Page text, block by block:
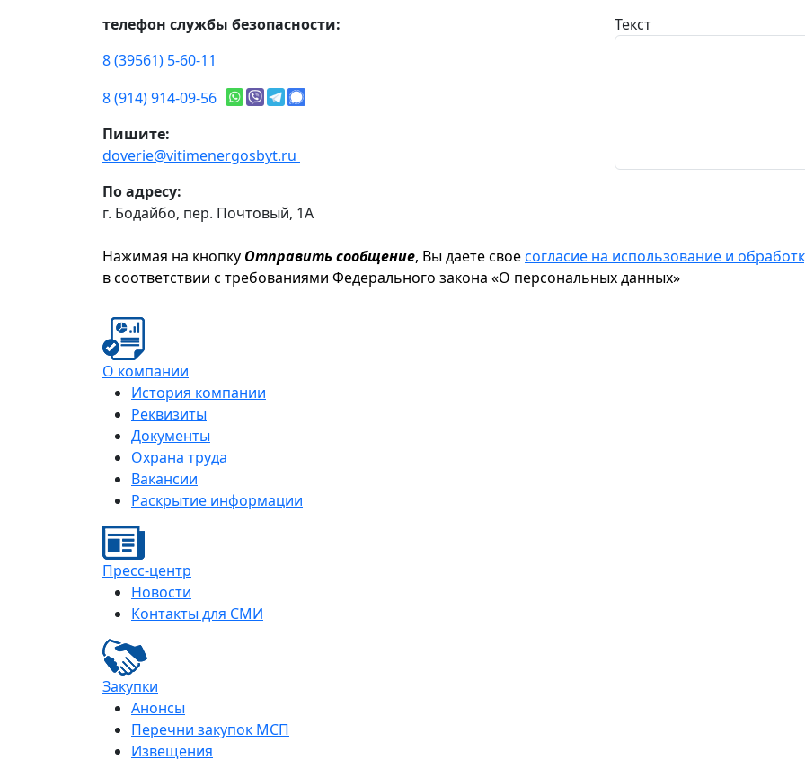
телефон службы безопасности:
8 (39561) 5-60-11
8 (914) 914-09-56
Пишите:
doverie@vitimenergosbyt.ru
По адресу:
г. Бодайбо, пер. Почтовый, 1А
Текст
Нажимая на кнопку Отправить сообщение, Вы даете своесогласие на использование и
в соответствии с требованиями Федерального закона «О персональных данных»
О компании
История компании
Реквизиты
Документы
Охрана труда
Вакансии
Раскрытие информации
Пресс-центр
Новости
Контакты для СМИ
Закупки
Анонсы
Перечни закупок МСП
Извещения